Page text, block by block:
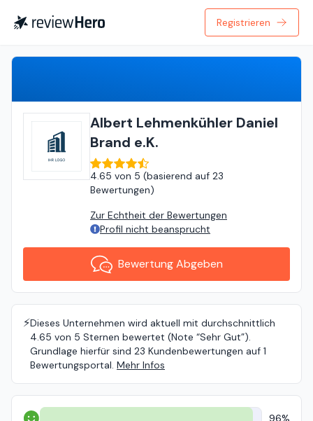
Registrieren
Albert Lehmenkühler Daniel
Brand e.K.
4.65 von 5 (basierend auf 23
Bewertungen)
Zur Echtheit der Bewertungen
Profil nicht beansprucht
Bewertung Abgeben
⚡️Dieses Unternehmen wird aktuell mit durchschnittlich
4.65 von 5 Sternen bewertet (Note “Sehr Gut”).
Grundlage hierfür sind 23 Kundenbewertungen auf 1
Bewertungsportal. Mehr Infos
96%